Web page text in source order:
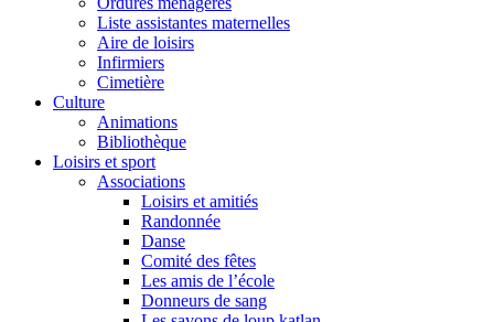
Liste assistantes maternelles
Aire de loisirs
Infirmiers
Cimetière
Culture
Animations
Bibliothèque
Loisirs et sport
Associations
Loisirs et amitiés
Randonnée
Danse
Comité des fêtes
Les amis de l’école
Donneurs de sang